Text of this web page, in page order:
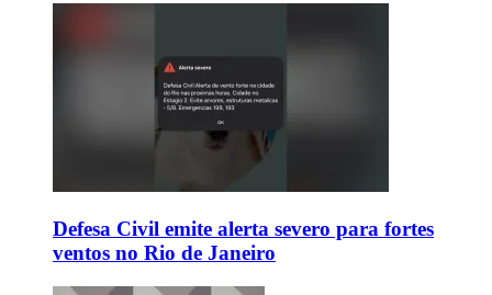
Defesa Civil emite alerta severo para fortes
ventos no Rio de Janeiro